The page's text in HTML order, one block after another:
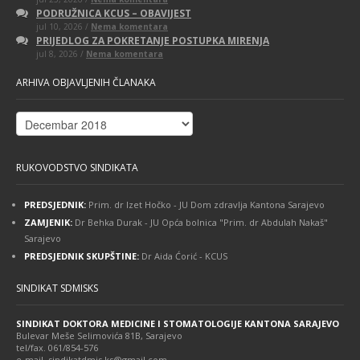
Obavijest
za
Sindikata
–
PODRUŽNICA KCUS – OBAVIJEST
jul 10, 2026 / Nema komentara
PODRUŽNICA
KCUS
PRIJEDLOG ZA POKRETANJE POSTUPKA MIRENJA
jul 8, 2026 / Nema komentara
ARHIVA OBJAVLJENIH ČLANAKA
Arhiva
objavljenih
RUKOVODSTVO SINDIKATA
PREDSJEDNIK: Prim. dr Izet Hočko - JU Dom zdravlja Kantona Sarajevo
ZAMJENIK: Dr Behka Durak - JU Opća bolnica "Prim. dr Abdulah Nakaš"
Sarajevo
PREDSJEDNIK SKUPŠTINE: Dr Aida Ćorić - KCUS
SINDIKAT SDMISKS
SINDIKAT DOKTORA MEDICINE I STOMATOLOGIJE KANTONA SARAJEVO
Bulevar Meše Selimovića 81B, Sarajevo
tel/fax. 061/854-576